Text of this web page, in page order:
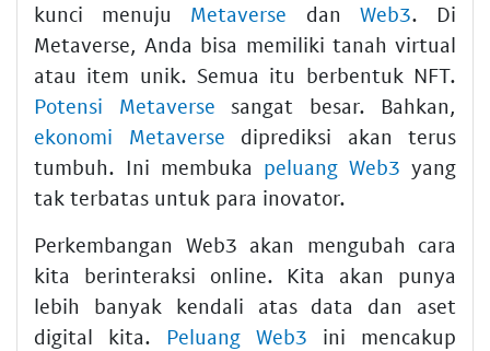
kunci menuju Metaverse dan Web3. Di
Metaverse, Anda bisa memiliki tanah virtual
atau item unik. Semua itu berbentuk NFT.
Potensi Metaverse sangat besar. Bahkan,
ekonomi Metaverse diprediksi akan terus
tumbuh. Ini membuka peluang Web3 yang
tak terbatas untuk para inovator.
Perkembangan Web3 akan mengubah cara
kita berinteraksi online. Kita akan punya
lebih banyak kendali atas data dan aset
digital kita. Peluang Web3 ini mencakup